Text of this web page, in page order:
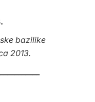
bazilike
2013.